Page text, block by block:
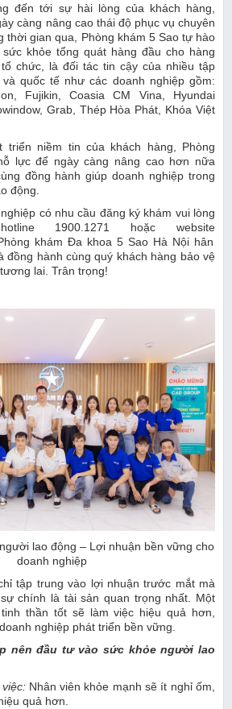
đến tới sự hài lòng của khách hàng,
càng nâng cao thái độ phục vụ chuyên
thời gian qua, Phòng khám 5 Sao tự hào
khỏe tổng quát hàng đầu cho hàng
chức, là đối tác tin cậy của nhiều tập
quốc tế như các doanh nghiệp gồm:
Fujikin, Coasia CM Vina, Hyundai
Grab, Thép Hòa Phát, Khóa Việt
niềm tin của khách hàng, Phòng
lực để ngày càng nâng cao hơn nữa
đồng hành giúp doanh nghiệp trong
động.
có nhu cầu đăng ký khám vui lòng
1900.1271 hoặc website
khám Đa khoa 5 Sao Hà Nội hân
đồng hành cùng quý khách hàng bảo vệ
lai. Trân trọng!
lao động – Lợi nhuận bền vững cho
doanh nghiệp
tập trung vào lợi nhuận trước mắt mà
chính là tài sản quan trọng nhất. Một
thần tốt sẽ làm việc hiệu quả hơn,
nghiệp phát triển bền vững.
nên đầu tư vào sức khỏe người lao
Nhân viên khỏe mạnh sẽ ít nghỉ ốm,
quả hơn.